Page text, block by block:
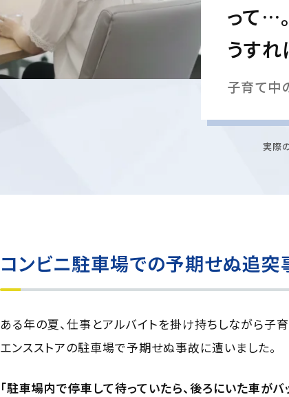
って…
うすれ
子育て中
実際
コンビニ駐車場での予期せぬ追突
ある年の夏、仕事とアルバイトを掛け持ちしながら子
エンスストアの駐車場で予期せぬ事故に遭いました。
「駐車場内で停車して待っていたら、後ろにいた車がバ